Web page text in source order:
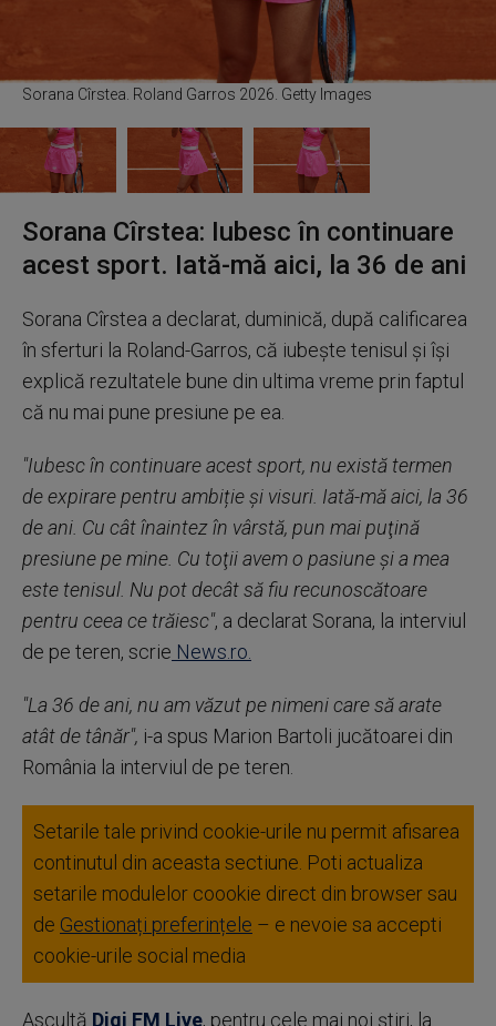
Sorana Cîrstea. Roland Garros 2026. Getty Images
Sorana Cîrstea: Iubesc în continuare
acest sport. Iată-mă aici, la 36 de ani
Sorana Cîrstea a declarat, duminică, după calificarea
în sferturi la Roland-Garros, că iubeşte tenisul şi îşi
explică rezultatele bune din ultima vreme prin faptul
că nu mai pune presiune pe ea.
"Iubesc în continuare acest sport, nu există termen
de expirare pentru ambiție și visuri. Iată-mă aici, la 36
de ani. Cu cât înaintez în vârstă, pun mai puţină
presiune pe mine. Cu toţii avem o pasiune şi a mea
este tenisul. Nu pot decât să fiu recunoscătoare
pentru ceea ce trăiesc", a declarat Sorana, la interviul
de pe teren, scrie News.ro.
"La 36 de ani, nu am văzut pe nimeni care să arate
atât de tânăr", i-a spus Marion Bartoli jucătoarei din
România la interviul de pe teren.
Setarile tale privind cookie-urile nu permit afisarea
continutul din aceasta sectiune. Poti actualiza
setarile modulelor coookie direct din browser sau
de Gestionați preferințele – e nevoie sa accepti
cookie-urile social media
Ascultă Digi FM Live, pentru cele mai noi știri, la